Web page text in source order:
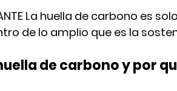
La huella de carbono es
de lo amplio que es la
de carbono y por